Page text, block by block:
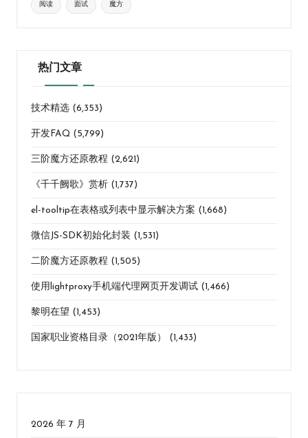
阅读 面试 魔方
热门文章
技术精选 (6,353)
开发FAQ (5,799)
三阶魔方还原教程 (2,621)
《千千阙歌》赏析 (1,737)
el-tooltip在表格或列表中显示解决方案 (1,668)
微信JS-SDK初始化封装 (1,531)
二阶魔方还原教程 (1,505)
使用lightproxy手机端代理网页开发调试 (1,466)
黎明在望 (1,453)
国家职业资格目录（2021年版） (1,433)
2026 年 7 月